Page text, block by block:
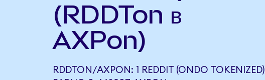
(RDDTon в
AXPon)
RDDTON/AXPON: 1 REDDIT (ONDO TOKENIZED)